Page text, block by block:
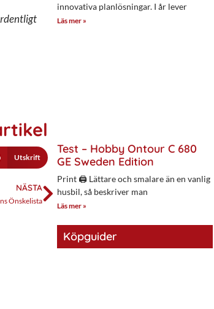
Utskrift
NÄSTA
Önskelista
innovativa planlösningar. I år lever
Läs mer »
Test – Hobby Ontour C 680
GE Sweden Edition
Print 🖨 Lättare och smalare än en vanlig
husbil, så beskriver man
Läs mer »
Köpguider